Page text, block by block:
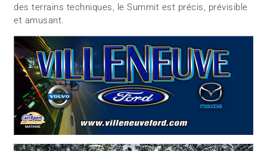
des terrains techniques, le Summit est précis, prévisible
et amusant.